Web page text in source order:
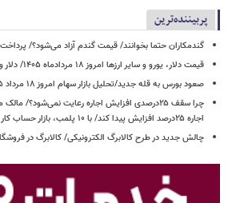
پربیننده‌ترین
گندمکاران حتما بخوانند/ قیمت گندم آزاد می‌شود؟/
قیمت دلار، یورو و سایر ارزها امروز ۱۸ مردادماه ۱۴۰۵/ دلار وارد کانال جدید قیمتی شد + جدول
صعود بورس به قله جدید/تحلیل بازار سهام امروز ۱۸ مرداد ۱۴۰۵
اجاره ۲۵درصد افزایش پیدا کند/ با ۱۰ پلمب، بازار حساب کار دستش می‌آید
چالش جدید در طرح کالابرگ الکترونیکی/ کالابرگ در